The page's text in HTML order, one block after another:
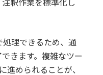
釈作業を標準化し
理できるため、通
きます。複雑なツー
進められることが、